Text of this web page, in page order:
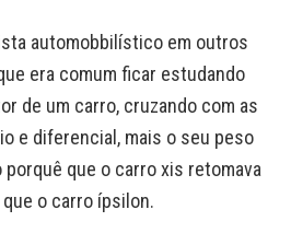
automobbilístico em outros
era comum ficar estudando
de um carro, cruzando com as
e diferencial, mais o seu peso
que o carro xis retomava
o carro ípsilon.